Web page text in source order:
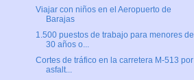
Viajar con niños en el Aeropuerto de
Barajas
1.500 puestos de trabajo para menores de
30 años o...
Cortes de tráfico en la carretera M-513 por
asfalt...